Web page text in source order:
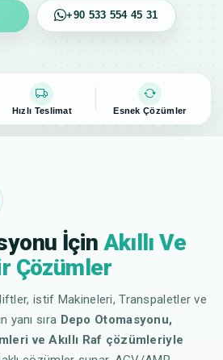
+90 533 554 45 31
Hızlı Teslimat Esnek Çözümler
İçin Akıllı Ve
Çözümler
istif Makineleri, Transpaletler ve
yanı sıra Depo Otomasyonu,
ve Akıllı Raf çözümleriyle